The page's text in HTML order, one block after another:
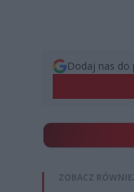
Dodaj nas do
ZOBACZ